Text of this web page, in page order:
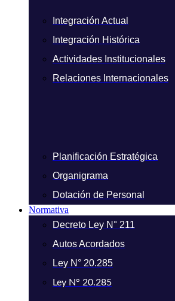
Integración Actual
Integración Histórica
Actividades Institucionales
Relaciones Internacionales
Planificación Estratégica
Organigrama
Dotación de Personal
Normativa
Decreto Ley N° 211
Autos Acordados
Ley N° 20.285
Ley N° 20.285